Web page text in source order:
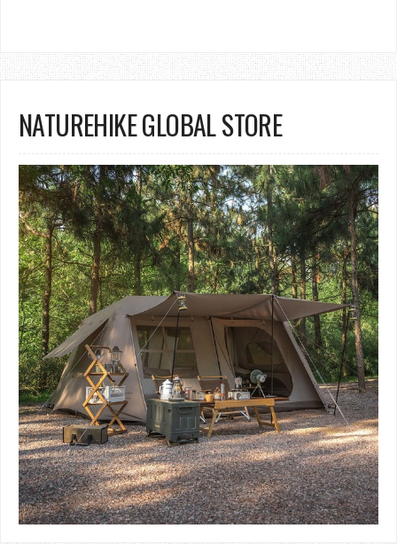
NATUREHIKE GLOBAL STORE